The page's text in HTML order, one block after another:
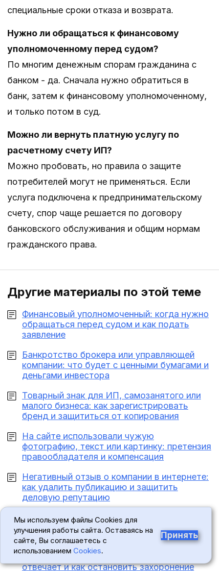
специальные сроки отказа и возврата.
Нужно ли обращаться к финансовому
уполномоченному перед судом?
По многим денежным спорам гражданина с
банком - да. Сначала нужно обратиться в
банк, затем к финансовому уполномоченному,
и только потом в суд.
Можно ли вернуть платную услугу по
расчетному счету ИП?
Можно пробовать, но правила о защите
потребителей могут не применяться. Если
услуга подключена к предпринимательскому
счету, спор чаще решается по договору
банковского обслуживания и общим нормам
гражданского права.
Другие материалы по этой теме
Финансовый уполномоченный: когда нужно
обращаться перед судом и как подать
заявление
Банкротство брокера или управляющей
компании: что будет с ценными бумагами и
деньгами инвестора
Товарный знак для ИП, самозанятого или
малого бизнеса: как зарегистрировать
бренд и защититься от копирования
На сайте использовали чужую
фотографию, текст или картинку: претензия
правообладателя и компенсация
Негативный отзыв о компании в интернете:
как удалить публикацию и защитить
деловую репутацию
Новые документы на сайте
Морг выдал тело посторонней ритуальной
службе или человеку без полномочий: кто
отвечает и как остановить захоронение
Мы используем файлы Cookies для
улучшения работы сайта. Оставаясь на
сайте, Вы соглашаетесь с
использованием Cookies.
Принять